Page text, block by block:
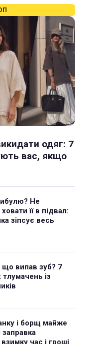
одяг: 7
вас, якщо
Не
її в підвал:
зіпсує весь
що випав зуб? 7
із
і борщ майже
заправка
час і гроші